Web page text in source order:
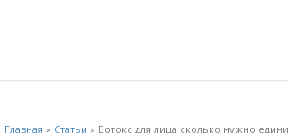
Главная » Статьи » Ботокс для лица сколько нужно